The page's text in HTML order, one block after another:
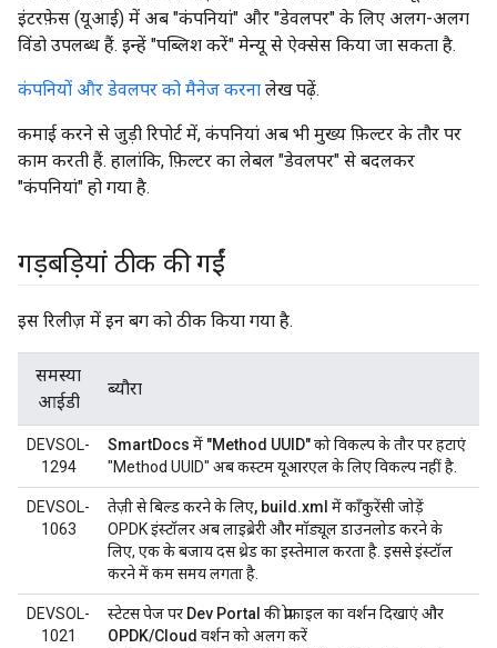
इंटरफ़ेस (यूआई) में अब "कंपनियां" और "डेवलपर" के लिए अलग-अलग
विंडो उपलब्ध हैं. इन्हें "पब्लिश करें" मेन्यू से ऐक्सेस किया जा सकता है.
कंपनियों और डेवलपर को मैनेज करना लेख पढ़ें.
कमाई करने से जुड़ी रिपोर्ट में, कंपनियां अब भी मुख्य फ़िल्टर के तौर पर
काम करती हैं. हालांकि, फ़िल्टर का लेबल "डेवलपर" से बदलकर
"कंपनियां" हो गया है.
गड़बड़ियां ठीक की गईं
इस रिलीज़ में इन बग को ठीक किया गया है.
समस्या
आईडी
ब्यौरा
DEVSOL-
1294
SmartDocs में "Method UUID" को विकल्प के तौर पर हटाएं
"Method UUID" अब कस्टम यूआरएल के लिए विकल्प नहीं है.
DEVSOL-
1063
तेज़ी से बिल्ड करने के लिए, build.xml में कॉंकुरेंसी जोड़ें
OPDK इंस्टॉलर अब लाइब्रेरी और मॉड्यूल डाउनलोड करने के
लिए, एक के बजाय दस थ्रेड का इस्तेमाल करता है. इससे इंस्टॉल
करने में कम समय लगता है.
DEVSOL-
1021
स्टेटस पेज पर Dev Portal की प्रोफ़ाइल का वर्शन दिखाएं और
OPDK/Cloud वर्शन को अलग करें